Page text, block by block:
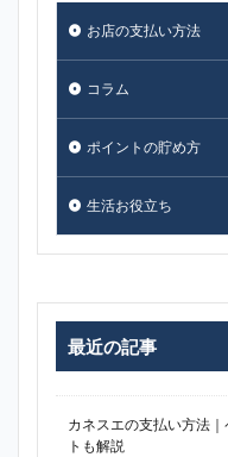
お店の支払い方法
コラム
ポイントの貯め方
生活お役立ち
最近の記事
カネスエの支払い方法
トも解説